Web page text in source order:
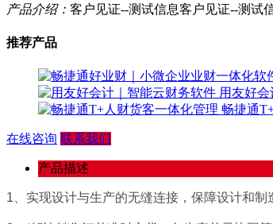
产品介绍： 客户见证--测试信息客户见证--测试
推荐产品
用友好
畅捷通
在线咨询 联系我们
产品描述
1、实现设计与生产的无缝连接，保障设计和制